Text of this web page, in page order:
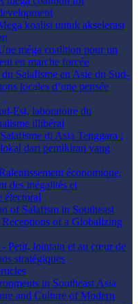
koalisi untuk akselerasi
méga coalition pour un
en marche forcée
Salafisme en Asie du Sud-
locales d’une pensée
Est, laboratoire du
illibéral
di Asia Tenggara :
dari pemikiran yang
économique,
des inégalités et
électoral
of Salafism in Southeast
of a Globalizing
Petit, lointain et au cœur de
stratégiques
in Southeast Asia
and Culture of Modern